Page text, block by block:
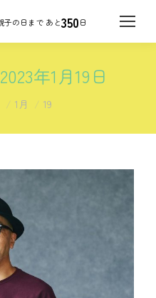
350日
2023年1月19日
1月 19